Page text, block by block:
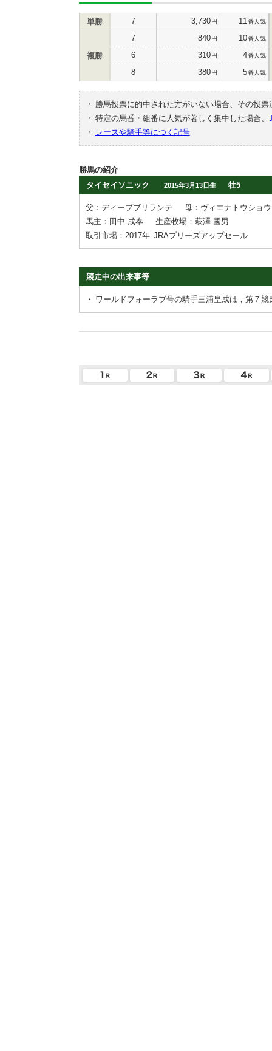
単勝 7 3,730円 11 番人気
複勝
7 840円 10番人気
6 310円 4番人気
8 380円 5番人気
・
勝馬投票に的中された方がいない場合、その投
・ 特定の馬番・組番に人気が著しく集中した場合、
・
レースや騎手等につく記号
勝馬の紹介
タイセイソニック
2015年3月13日生 牡5
父：ディープブリランテ
母：ヴィエナトウショウ
馬主：田中 成奉
生産牧場：萩澤 國男
取引市場：2017年 JRAブリーズアップセール
競走中の出来事等
・ ワールドフォーラブ号の騎手三浦皇成は，第７